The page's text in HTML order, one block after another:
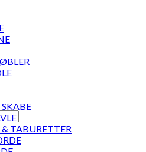
SKABE
TABURETTER